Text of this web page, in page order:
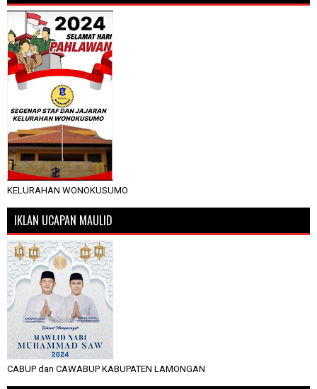
KELURAHAN WONOKUSUMO
IKLAN UCAPAN MAULID
CABUP dan CAWABUP KABUPATEN LAMONGAN